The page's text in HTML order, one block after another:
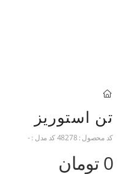
تن استوریز
کد محصول : 48278کد مدل :-
0 تومان